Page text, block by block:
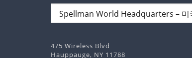
475 Wireless Blvd
Hauppauge, NY 11788